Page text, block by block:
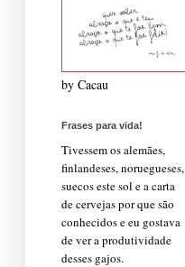
by Cacau
Frases para vida!
Tivessem os alemães,
finlandeses, noruegueses,
suecos este sol e a carta
de cervejas por que são
conhecidos e eu gostava
de ver a produtividade
desses gajos.